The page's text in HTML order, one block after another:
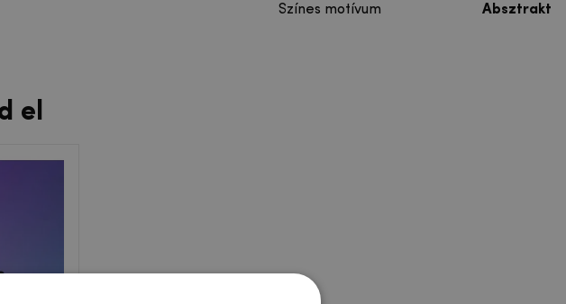
Színes motívum
Absztrakt
el